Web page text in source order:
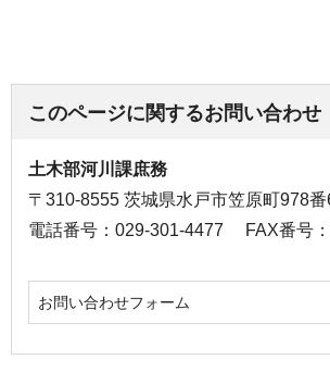
このページに関するお問い合わせ
土木部河川課庶務
〒310-8555 茨城県水戸市笠原町978番
電話番号：029-301-4477
FAX番号
お問い合わせフォーム